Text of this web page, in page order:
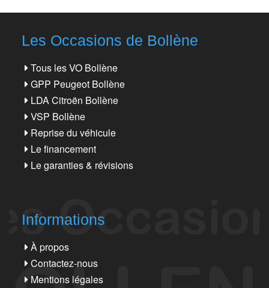
Les Occasions de Bollène
Tous les VO Bollène
GPP Peugeot Bollène
LDA Citroën Bollène
VSP Bollène
Reprise du véhicule
Le financement
Le garanties & révisions
Informations
À propos
Contactez-nous
Mentions légales